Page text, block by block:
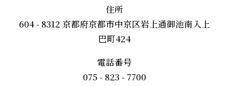
住所
604 - 8312 京都府京都市中京区岩上通御池南入上
巴町424
電話番号
075 - 823 - 7700